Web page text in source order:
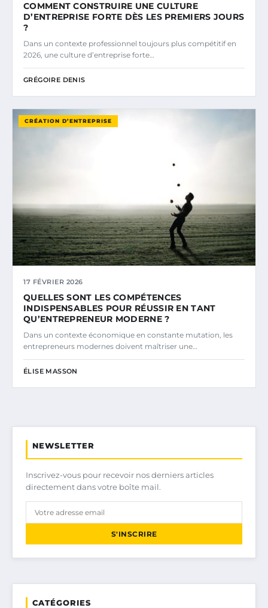
COMMENT CONSTRUIRE UNE CULTURE
D’ENTREPRISE FORTE DÈS LES PREMIERS JOURS
?
Dans un contexte professionnel toujours plus compétitif en
2026, une culture d’entreprise forte…
GRÉGOIRE DENIS
CRÉATION D’ENTREPRISE
17 FÉVRIER 2026
QUELLES SONT LES COMPÉTENCES
INDISPENSABLES POUR RÉUSSIR EN TANT
QU’ENTREPRENEUR MODERNE ?
Dans un contexte économique en constante mutation, les
entrepreneurs modernes doivent maîtriser une…
ÉLISE MASSON
NEWSLETTER
Inscrivez-vous pour recevoir nos derniers articles
directement dans votre boîte mail.
S'INSCRIRE
CATÉGORIES